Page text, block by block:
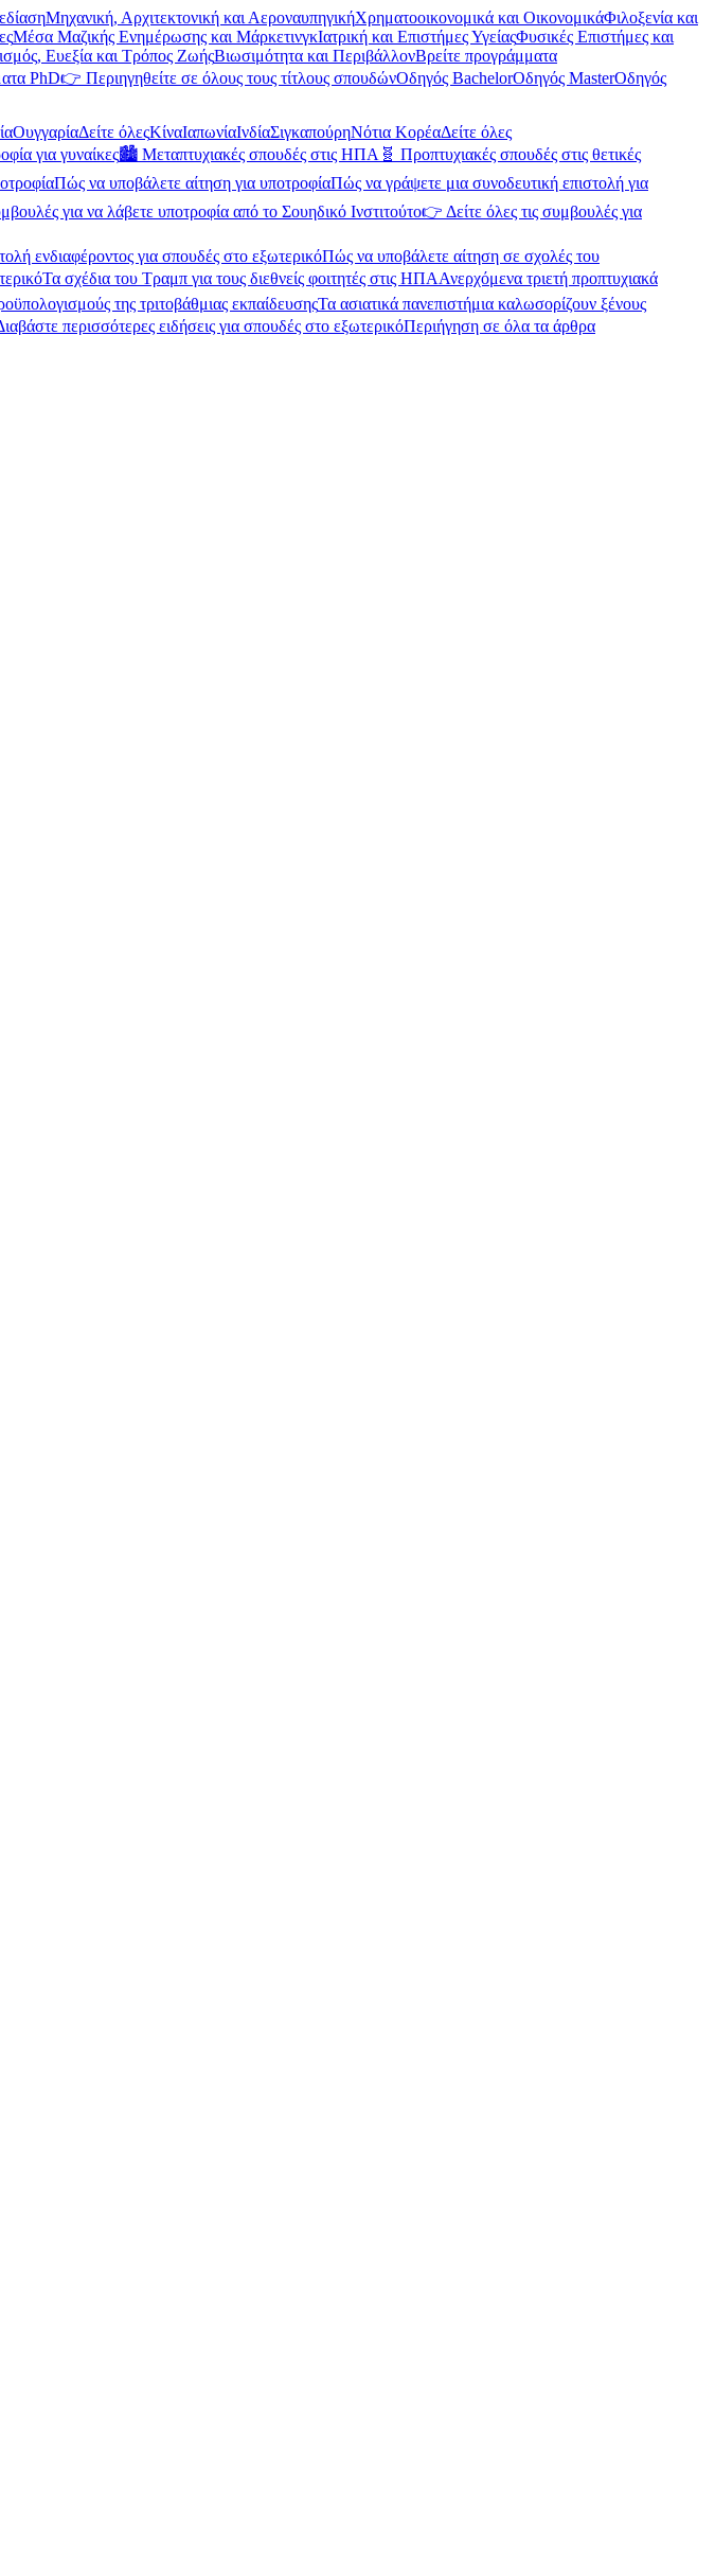
Μηχανική, Αρχιτεκτονική και ΑεροναυπηγικήΧρηματοοικονομικά και ΟικονομικάΦιλοξενία και
Μέσα Μαζικής Ενημέρωσης και ΜάρκετινγκΙατρική και Επιστήμες ΥγείαςΦυσικές Επιστήμες και
Ευεξία και Τρόπος ΖωήςΒιωσιμότητα και ΠεριβάλλονΒρείτε προγράμματα
PhD👉 Περιηγηθείτε σε όλους τους τίτλους σπουδώνΟδηγός BachelorΟδηγός MasterΟδηγός
ΟυγγαρίαΔείτε όλεςΚίναΙαπωνίαΙνδίαΣιγκαπούρηΝότια ΚορέαΔείτε όλες
για γυναίκες🏙️ Μεταπτυχιακές σπουδές στις ΗΠΑ 🧬 Προπτυχιακές σπουδές στις θετικές
Πώς να υποβάλετε αίτηση για υποτροφίαΠώς να γράψετε μια συνοδευτική επιστολή για
για να λάβετε υποτροφία από το Σουηδικό Ινστιτούτο👉 Δείτε όλες τις συμβουλές για
ενδιαφέροντος για σπουδές στο εξωτερικόΠώς να υποβάλετε αίτηση σε σχολές του
Τα σχέδια του Τραμπ για τους διεθνείς φοιτητές στις ΗΠΑΑνερχόμενα τριετή προπτυχιακά
της τριτοβάθμιας εκπαίδευσηςΤα ασιατικά πανεπιστήμια καλωσορίζουν ξένους
περισσότερες ειδήσεις για σπουδές στο εξωτερικόΠεριήγηση σε όλα τα άρθρα